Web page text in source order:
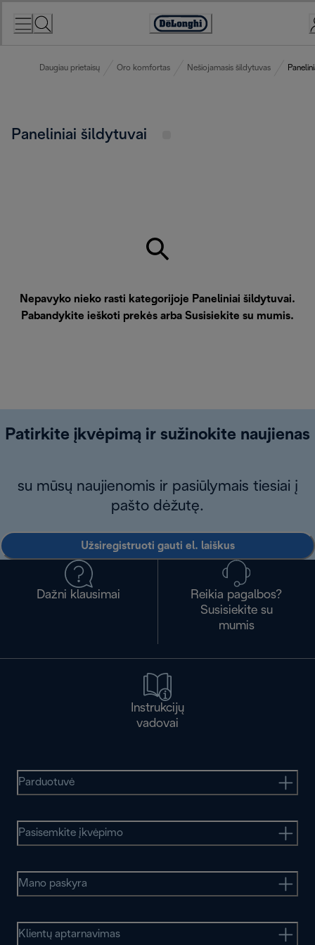
Accessibility
Daugiau prietaisų Oro komfortas Nešiojamasis šildytuvas
Paneliniai šildytuvai
Nepavyko nieko rasti kategorijoje Paneliniai šildytuvai.
Pabandykite ieškoti prekės arba Susisiekite su mumis.
Patirkite įkvėpimą ir sužinokite naujienas
su mūsų naujienomis ir pasiūlymais tiesiai į
pašto dėžutę.
Užsiregistruoti gauti el. laiškus
Dažni klausimai
Reikia pagalbos?
Susisiekite su
mumis
Instrukcijų
vadovai
Parduotuvė
Pasisemkite įkvėpimo
Mano paskyra
Klientų aptarnavimas